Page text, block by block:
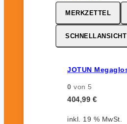
MERKZETTEL
SCHNELLANSICHT
JOTUN
0 von 5
404,99 €
inkl. 19 % MwSt.